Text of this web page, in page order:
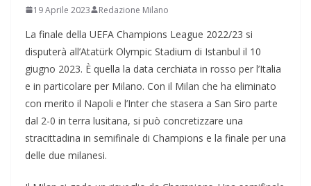
19 Aprile 2023 Redazione Milano
La finale della UEFA Champions League 2022/23 si
disputerà all’Atatürk Olympic Stadium di Istanbul il 10
giugno 2023. È quella la data cerchiata in rosso per l’Italia
e in particolare per Milano. Con il Milan che ha eliminato
con merito il Napoli e l’Inter che stasera a San Siro parte
dal 2-0 in terra lusitana, si può concretizzare una
stracittadina in semifinale di Champions e la finale per una
delle due milanesi.